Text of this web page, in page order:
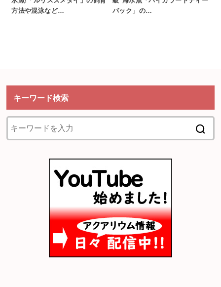
方法や混泳など…
バック」の…
キーワード検索